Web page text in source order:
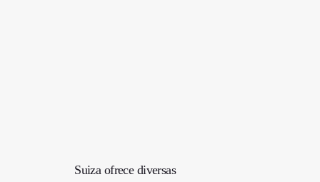
Suiza ofrece diversas